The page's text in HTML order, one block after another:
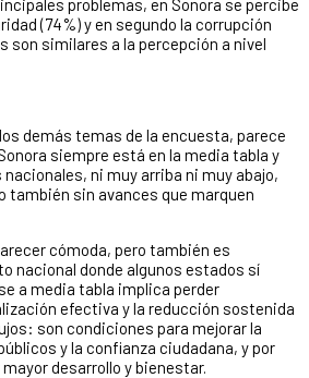
problemas, en Sonora se percibe
(74%) y en segundo la corrupción
son similares a la percepción a nivel
demás temas de la encuesta, parece
siempre está en la media tabla y
ni muy arriba ni muy abajo,
también sin avances que marquen
cómoda, pero también es
nacional donde algunos estados sí
a media tabla implica perder
efectiva y la reducción sostenida
son condiciones para mejorar la
y la confianza ciudadana, y por
desarrollo y bienestar.